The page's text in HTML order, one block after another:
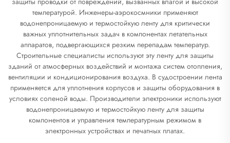
температурой. Инженеры-аэрокосмники применяют
водонепроницаемую и термостойкую ленту для критически
важных уплотнительных задач в компонентах летательных
аппаратов, подвергающихся резким перепадам температур.
Строительные специалисты используют эту ленту для защиты
зданий от атмосферных воздействий и монтажа систем отопления,
вентиляции и кондиционирования воздуха. В судостроении лента
применяется для уплотнения корпусов и защиты оборудования в
условиях соленой воды. Производители электроники используют
водонепроницаемую и термостойкую ленту для защиты
компонентов и управления температурным режимом в
электронных устройствах и печатных платах.